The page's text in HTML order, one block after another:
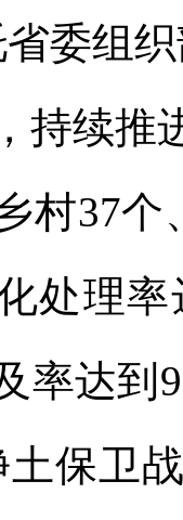
委组
持续推
村37个
处理率
率达到
保卫